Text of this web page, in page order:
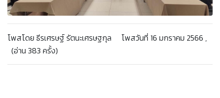
โพสโดย ธีรเศรษฐ์ รัตนะเศรษฐกุล โพสวันที่ 16 มกราคม 2566 ,
(อ่าน 383 ครั้ง)